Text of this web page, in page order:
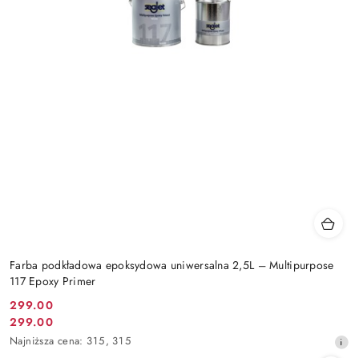
Farba podkładowa epoksydowa uniwersalna 2,5L – Multipurpose
117 Epoxy Primer
Cena
promocyjna:
299.00
Cena
promocyjna:
299.00
Najniższa
Najniższa cena: 315, 315